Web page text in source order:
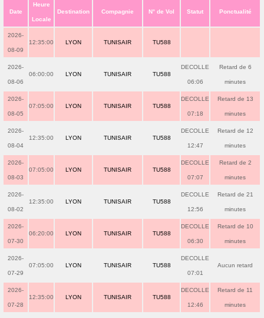
Date
Heure
Locale
Destination Compagnie N° de Vol Statut Ponctualité
2026-
08-09
12:35:00 LYON TUNISAIR TU588
2026-
08-06
06:00:00 LYON TUNISAIR TU588
DECOLLE
06:06
Retard de 6
minutes
2026-
08-05
07:05:00 LYON TUNISAIR TU588
DECOLLE
07:18
Retard de 13
minutes
2026-
08-04
12:35:00 LYON TUNISAIR TU588
DECOLLE
12:47
Retard de 12
minutes
2026-
08-03
07:05:00 LYON TUNISAIR TU588
DECOLLE
07:07
Retard de 2
minutes
2026-
08-02
12:35:00 LYON TUNISAIR TU588
DECOLLE
12:56
Retard de 21
minutes
2026-
07-30
06:20:00 LYON TUNISAIR TU588
DECOLLE
06:30
Retard de 10
minutes
2026-
07-29
07:05:00 LYON TUNISAIR TU588
DECOLLE
07:01
Aucun retard
2026-
07-28
12:35:00 LYON TUNISAIR TU588
DECOLLE
12:46
Retard de 11
minutes